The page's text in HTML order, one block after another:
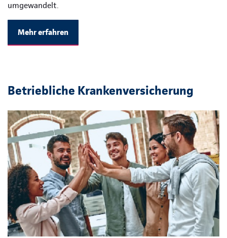
umgewandelt.
Mehr erfahren
Betriebliche Krankenversicherung